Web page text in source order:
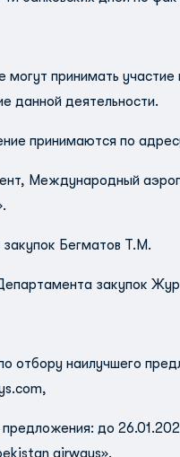
принимать
данной деятельности.
принимаются по
Международный
закупок Бегматов Т.М.
закупок
отбору наилучшего
,
до
airways».